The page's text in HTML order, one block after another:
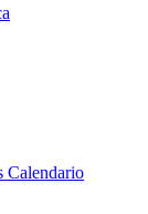
Calendario